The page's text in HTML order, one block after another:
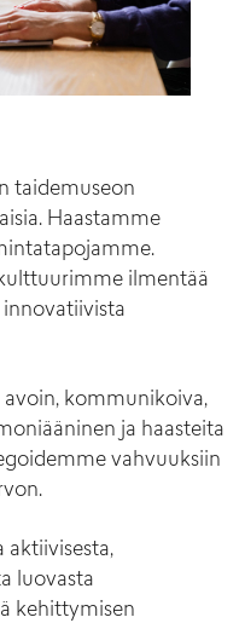
taidemuseon
Haastamme
ilmentää
innovatiivista
kommunikoiva,
ja haasteita
vahvuuksiin
aktiivisesta,
luovasta
kehittymisen